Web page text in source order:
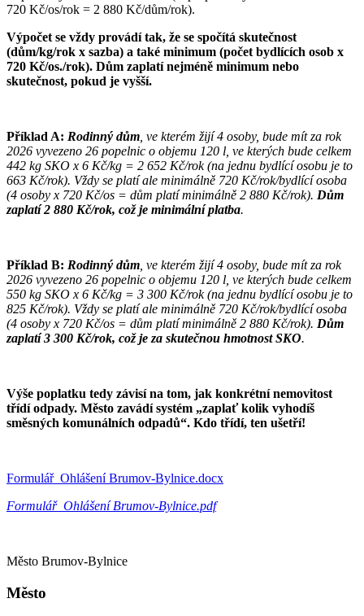
720 Kč/os/rok = 2 880 Kč/dům/rok).
Výpočet se vždy provádí tak, že se spočítá skutečnost
(dům/kg/rok x sazba) a také minimum (počet bydlících osob x
720 Kč/os./rok). Dům zaplatí nejméně minimum nebo
skutečnost, pokud je vyšší.
Příklad A: Rodinný dům , ve kterém žijí 4 osoby, bude mít za rok
2026 vyvezeno 26 popelnic o objemu 120 l, ve kterých bude celkem
442 kg SKO x 6 Kč/kg = 2 652 Kč/rok (na jednu bydlící osobu je to
663 Kč/rok). Vždy se platí ale minimálně 720 Kč/rok/bydlící osoba
(4 osoby x 720 Kč/os = dům platí minimálně 2 880 Kč/rok). Dům
zaplatí 2 880 Kč/rok, což je minimální platba.
Příklad B: Rodinný dům , ve kterém žijí 4 osoby, bude mít za rok
2026 vyvezeno 26 popelnic o objemu 120 l, ve kterých bude celkem
550 kg SKO x 6 Kč/kg = 3 300 Kč/rok (na jednu bydlící osobu je to
825 Kč/rok). Vždy se platí ale minimálně 720 Kč/rok/bydlící osoba
(4 osoby x 720 Kč/os = dům platí minimálně 2 880 Kč/rok). Dům
zaplatí 3 300 Kč/rok, což je za skutečnou hmotnost SKO.
Výše poplatku tedy závisí na tom, jak konkrétní nemovitost
třídí odpady. Město zavádí systém „zaplať kolik vyhodíš
směsných komunálních odpadů“. Kdo třídí, ten ušetří!
Formulář_Ohlášení Brumov-Bylnice.docx
Formulář_Ohlášení Brumov-Bylnice.pdf
Město Brumov-Bylnice
Město